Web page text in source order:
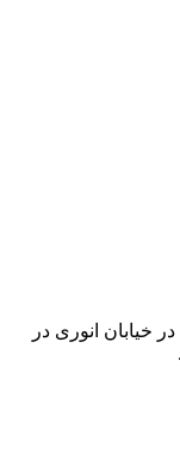
خیابان انوری در